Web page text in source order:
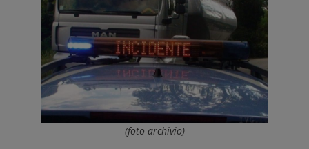
(foto archivio)